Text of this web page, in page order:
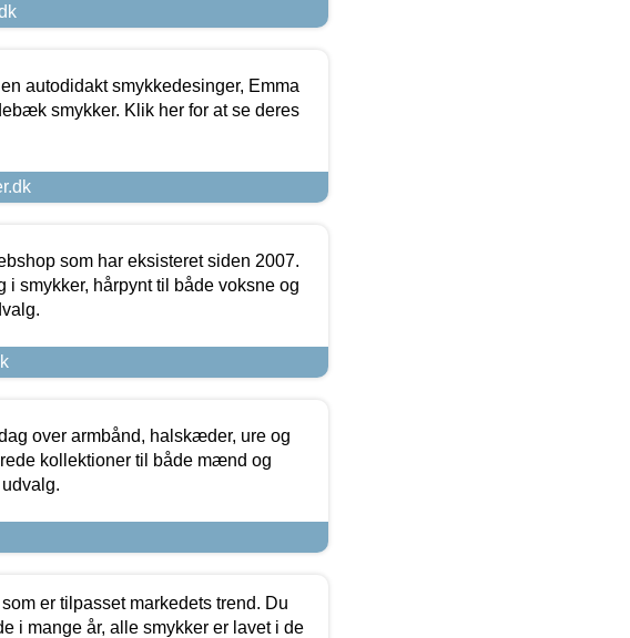
autodidakt smykkedesinger, Emma
smykker. Klik her for at se deres
som har eksisteret siden 2007.
i smykker, hårpynt til både voksne og
over armbånd, halskæder, ure og
kollektioner til både mænd og
er tilpasset markedets trend. Du
i mange år, alle smykker er lavet i de